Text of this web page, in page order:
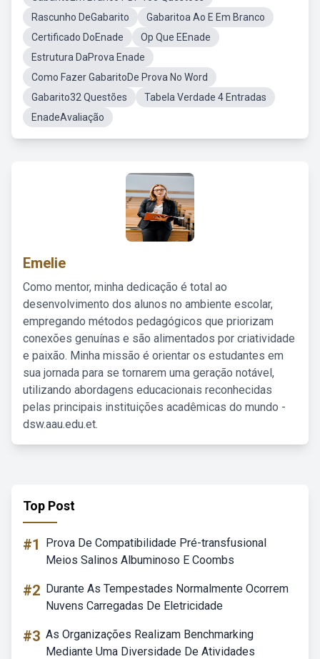
Rascunho DeGabarito
Gabaritoa Ao E Em Branco
Certificado DoEnade
Op Que EEnade
Estrutura DaProva Enade
Como Fazer GabaritoDe Prova No Word
Gabarito32 Questões
Tabela Verdade 4 Entradas
EnadeAvaliação
Emelie
Como mentor, minha dedicação é total ao
desenvolvimento dos alunos no ambiente escolar,
empregando métodos pedagógicos que priorizam
conexões genuínas e são alimentados por criatividade
e paixão. Minha missão é orientar os estudantes em
sua jornada para se tornarem uma geração notável,
utilizando abordagens educacionais reconhecidas
pelas principais instituições acadêmicas do mundo -
dsw.aau.edu.et.
Top Post
#1
Prova De Compatibilidade Pré-transfusional
Meios Salinos Albuminoso E Coombs
#2 Durante As Tempestades Normalmente Ocorrem
Nuvens Carregadas De Eletricidade
#3 As Organizações Realizam Benchmarking
Mediante Uma Diversidade De Atividades